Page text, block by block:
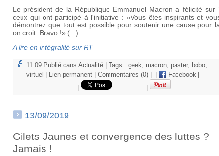
Le président de la République Emmanuel Macron a félicité sur
ceux qui ont participé à l'initiative : «Vous êtes inspirants et
démontrez que tout est possible pour soutenir une cause pour
on croit. Bravo !» (...).
A lire en intégralité sur RT
11:09 Publié dans Actualité | Tags : geek macron paster, bobo
virtuel
Lien permanent Commentaires (0) Facebook
13/09/2019
Gilets Jaunes et convergence des luttes ?
Jamais !